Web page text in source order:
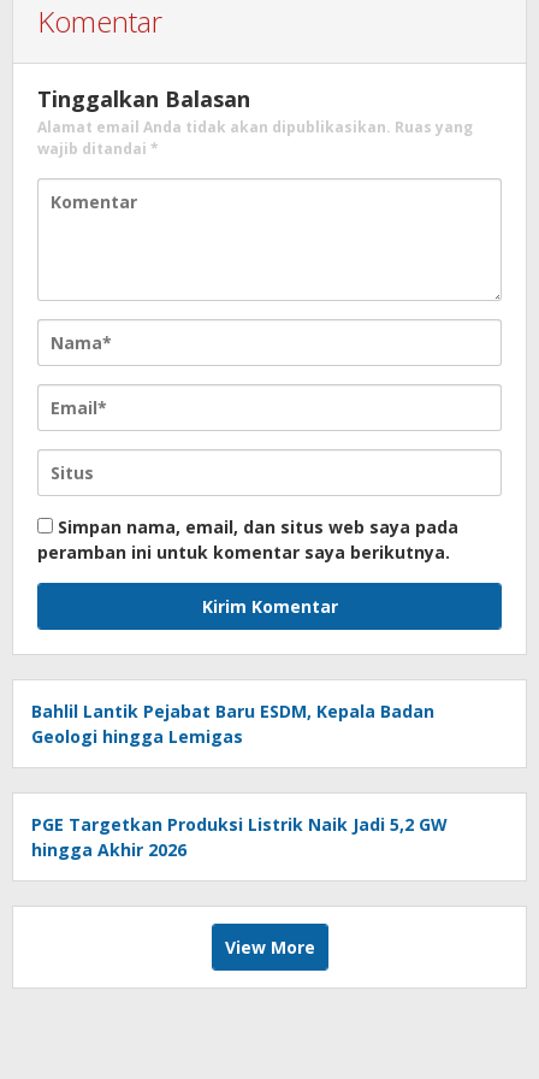
Komentar
Tinggalkan Balasan
Alamat email Anda tidak akan dipublikasikan. Ruas yang
wajib ditandai *
Simpan nama, email, dan situs web saya pada
peramban ini untuk komentar saya berikutnya.
Bahlil Lantik Pejabat Baru ESDM, Kepala Badan
Geologi hingga Lemigas
PGE Targetkan Produksi Listrik Naik Jadi 5,2 GW
hingga Akhir 2026
View More